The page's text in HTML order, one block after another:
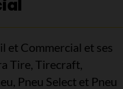
et Commercial et ses
Tire, Tirecraft,
Pneu Select et Pneu